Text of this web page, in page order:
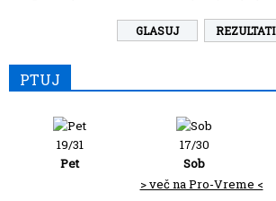
REZULTATI
PTUJ
19/31
Pet
17/30
Sob
> več na Pro-Vreme <